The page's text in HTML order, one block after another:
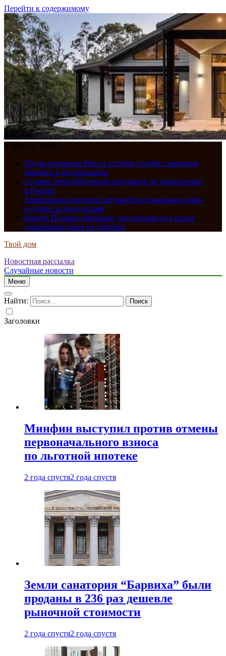
Перейти к содержимому
6 августа, 2026
Toyota освежила Prius и хэтчбек Corolla: скромные
обновки и подорожание
Седаны Senat 900 начали продавать по объявлению
в России
Американцы научили автомобиль показывать язык
и ездить за продуктами
Власти Польши признали, что больше не в силах
сдерживать цены на топливо
Твой дом
Новостная рассылка
Случайные новости
Меню
Найти:
Заголовки
Минфин выступил против отмены
первоначального взноса
по льготной ипотеке
2 года спустя2 года спустя
Земли санатория “Барвиха” были
проданы в 236 раз дешевле
рыночной стоимости
2 года спустя2 года спустя